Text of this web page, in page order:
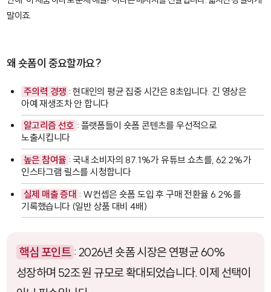
말이죠.
왜 숏폼이 중요할까요?
주의력 경쟁 : 현대인의 평균 집중 시간은 8초입니다. 긴 영상은
아예 재생조차 안 합니다
알고리즘 선호 : 플랫폼들이 숏폼 콘텐츠를 우선적으로
노출시킵니다
높은 참여율 : 국내 소비자의 87.1%가 유튜브 쇼츠를, 62.2%가
인스타그램 릴스를 시청합니다
실제 매출 증대 : W컨셉은 숏폼 도입 후 구매 전환율 6.2%를
기록했습니다 (일반 상품 대비 4배)
핵심 포인트 : 2026년 숏폼 시장은 연평균 60%
성장하며 52조 원 규모로 확대되었습니다. 이제 선택이